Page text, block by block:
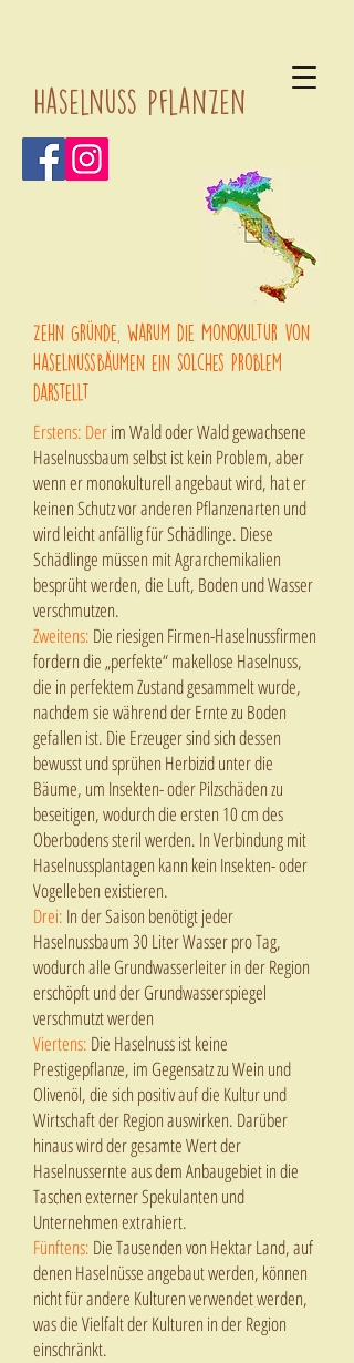
Haselnuss pflanzen
Zehn Gründe, warum die Monokultur von
Haselnussbäumen ein solches Problem
darstellt
Erstens: Derim Wald oder Wald gewachsene
Haselnussbaum selbst ist kein Problem, aber
wenn er monokulturell angebaut wird, hat er
keinen Schutz vor anderen Pflanzenarten und
wird leicht anfällig für Schädlinge. Diese
Schädlinge müssen mit Agrarchemikalien
besprüht werden, die Luft, Boden und Wasser
verschmutzen.
Zweitens: Die riesigen Firmen-Haselnussfirmen
fordern die „perfekte“ makellose Haselnuss,
die in perfektem Zustand gesammelt wurde,
nachdem sie während der Ernte zu Boden
gefallen ist. Die Erzeuger sind sich dessen
bewusst und sprühen Herbizid unter die
Bäume, um Insekten- oder Pilzschäden zu
beseitigen, wodurch die ersten 10 cm des
Oberbodens steril werden. In Verbindung mit
Haselnussplantagen kann kein Insekten- oder
Vogelleben existieren.
Drei: In der Saison benötigt jeder
Haselnussbaum 30 Liter Wasser pro Tag,
wodurch alle Grundwasserleiter in der Region
erschöpft und der Grundwasserspiegel
verschmutzt werden
Viertens: Die Haselnuss ist keine
Prestigepflanze, im Gegensatz zu Wein und
Olivenöl, die sich positiv auf die Kultur und
Wirtschaft der Region auswirken. Darüber
hinaus wird der gesamte Wert der
Haselnussernte aus dem Anbaugebiet in die
Taschen externer Spekulanten und
Unternehmen extrahiert.
Fünftens: Die Tausenden von Hektar Land, auf
denen Haselnüsse angebaut werden, können
nicht für andere Kulturen verwendet werden,
was die Vielfalt der Kulturen in der Region
einschränkt.